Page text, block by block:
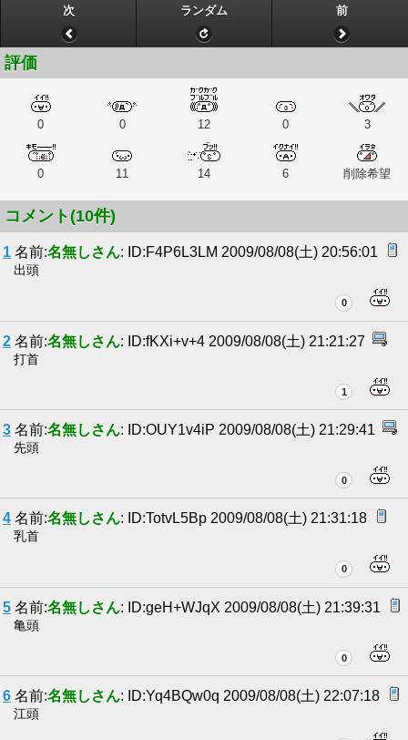
次 ランダム 前
評価
0 0 12 0 3
0 11 14 6 削除希望
コメント(10件)
1 名前:名無しさん: ID:F4P6L3LM 2009/08/08(土) 20:56:01
出頭
0
2 名前:名無しさん: ID:fKXi+v+4 2009/08/08(土) 21:21:27
打首
1
3 名前:名無しさん: ID:OUY1v4iP 2009/08/08(土) 21:29:41
先頭
0
4 名前:名無しさん: ID:TotvL5Bp 2009/08/08(土) 21:31:18
乳首
0
5 名前:名無しさん: ID:geH+WJqX 2009/08/08(土) 21:39:31
亀頭
0
6 名前:名無しさん: ID:Yq4BQw0q 2009/08/08(土) 22:07:18
江頭